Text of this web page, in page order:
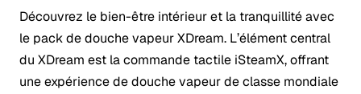
Découvrez le bien-être intérieur et la tranquillité avec
le pack de douche vapeur XDream. L’élément central
du XDream est la commande tactile iSteamX, offrant
une expérience de douche vapeur de classe mondiale